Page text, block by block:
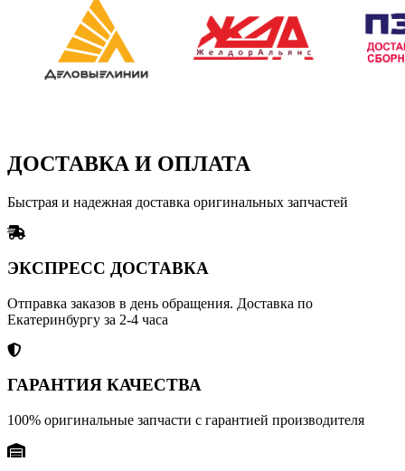
ДОСТАВКА И ОПЛАТА
Быстрая и надежная доставка оригинальных запчастей
ЭКСПРЕСС ДОСТАВКА
Отправка заказов в день обращения. Доставка по
Екатеринбургу за 2-4 часа
ГАРАНТИЯ КАЧЕСТВА
100% оригинальные запчасти с гарантией производителя